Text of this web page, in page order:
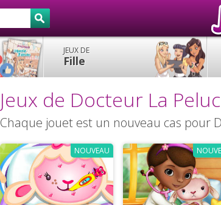
JEUX DE
Fille
Jeux de Docteur La
Chaque jouet est un nouveau cas pour
NOUVEAU